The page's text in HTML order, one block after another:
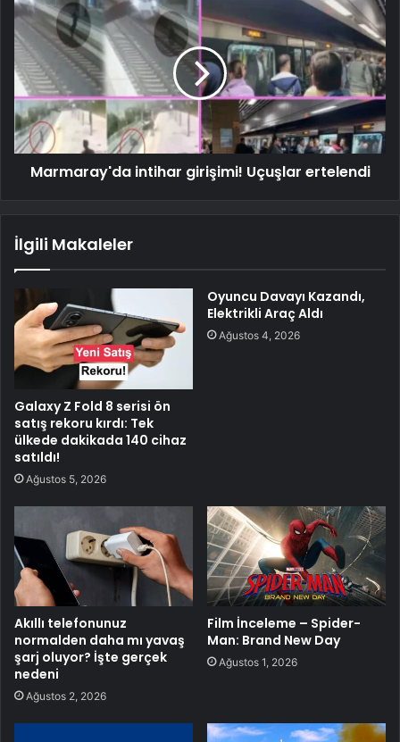
Marmaray'da intihar girişimi! Uçuşlar ertelendi
İlgili Makaleler
Galaxy Z Fold 8 serisi ön
satış rekoru kırdı: Tek
ülkede dakikada 140 cihaz
satıldı!
Ağustos 5, 2026
Oyuncu Davayı Kazandı,
Elektrikli Araç Aldı
Ağustos 4, 2026
Akıllı telefonunuz
normalden daha mı yavaş
şarj oluyor? İşte gerçek
nedeni
Ağustos 2, 2026
Film İnceleme – Spider-
Man: Brand New Day
Ağustos 1, 2026